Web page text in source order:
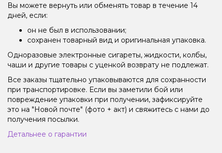
Вы можете вернуть или обменять товар в течение 14
дней, если:
он не был в использовании;
сохранен товарный вид и оригинальная упаковка.
Одноразовые электронные сигареты, жидкости, колбы,
чаши и другие товары с уценкой возврату не подлежат.
Все заказы тщательно упаковываются для сохранности
при транспортировке. Если вы заметили бой или
повреждение упаковки при получении, зафиксируйте
это на "Новой почте" (фото + акт) и свяжитесь с нами до
получения посылки.
Детальнее о гарантии